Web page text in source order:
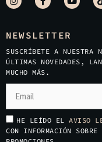
NEWSLETTER
SUSCRÍBETE A NUESTRA
ÚLTIMAS NOVEDADES,
MUCHO MÁS.
HE LEÍDO EL AVISO
CON INFORMACIÓN SOBRE